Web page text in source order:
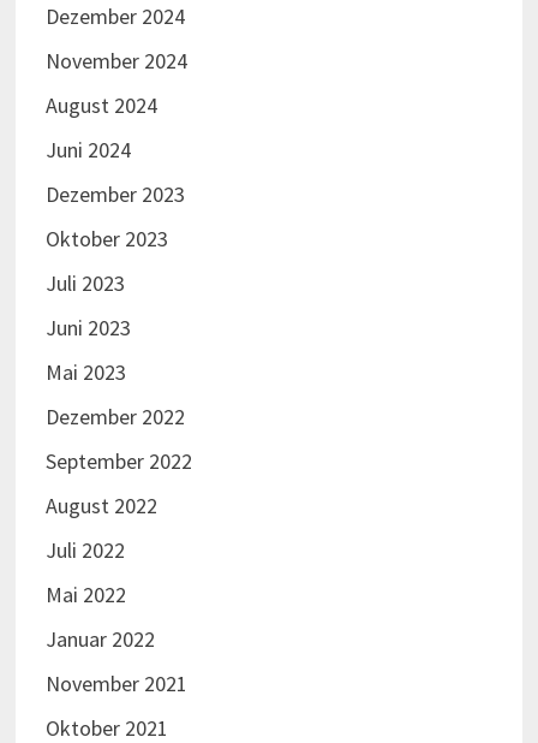
Dezember 2024
November 2024
August 2024
Juni 2024
Dezember 2023
Oktober 2023
Juli 2023
Juni 2023
Mai 2023
Dezember 2022
September 2022
August 2022
Juli 2022
Mai 2022
Januar 2022
November 2021
Oktober 2021